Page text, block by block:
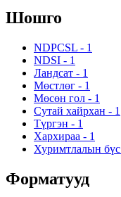
Шошго
NDPCSL - 1
NDSI - 1
Ландсат - 1
Мөстлөг - 1
Мөсөн гол - 1
Сутай хайрхан - 1
Түргэн - 1
Хархираа - 1
Хуримтлалын бүс
Форматууд